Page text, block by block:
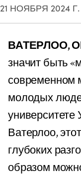
21 НОЯБРЯ 2024 Г.
ВАТЕРЛОО,
значит быть
современном
молодых
Ватерлоо,
глубоких
образом